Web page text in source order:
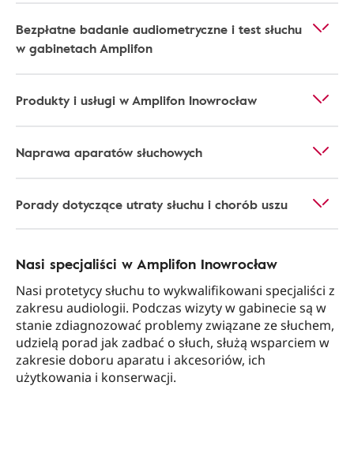
Bezpłatne badanie audiometryczne i test słuchu
w gabinetach Amplifon
Produkty i usługi w Amplifon Inowrocław
Naprawa aparatów słuchowych
Porady dotyczące utraty słuchu i chorób uszu
Nasi specjaliści w Amplifon Inowrocław
Nasi protetycy słuchu to wykwalifikowani specjaliści z
zakresu audiologii. Podczas wizyty w gabinecie są w
stanie zdiagnozować problemy związane ze słuchem,
udzielą porad jak zadbać o słuch, służą wsparciem w
zakresie doboru aparatu i akcesoriów, ich
użytkowania i konserwacji.